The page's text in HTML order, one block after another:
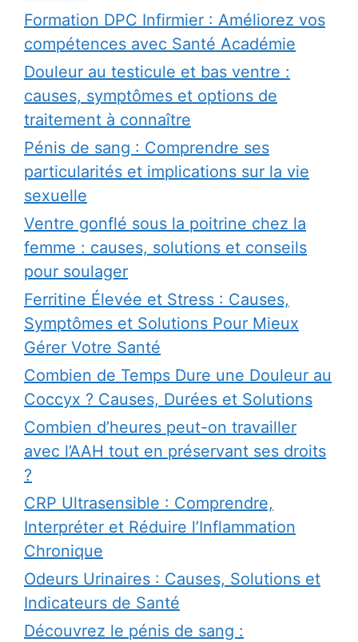
Formation DPC Infirmier : Améliorez vos
compétences avec Santé Académie
Douleur au testicule et bas ventre :
causes, symptômes et options de
traitement à connaître
Pénis de sang : Comprendre ses
particularités et implications sur la vie
sexuelle
Ventre gonflé sous la poitrine chez la
femme : causes, solutions et conseils
pour soulager
Ferritine Élevée et Stress : Causes,
Symptômes et Solutions Pour Mieux
Gérer Votre Santé
Combien de Temps Dure une Douleur au
Coccyx ? Causes, Durées et Solutions
Combien d’heures peut-on travailler
avec l’AAH tout en préservant ses droits
?
CRP Ultrasensible : Comprendre,
Interpréter et Réduire l’Inflammation
Chronique
Odeurs Urinaires : Causes, Solutions et
Indicateurs de Santé
Découvrez le pénis de sang :